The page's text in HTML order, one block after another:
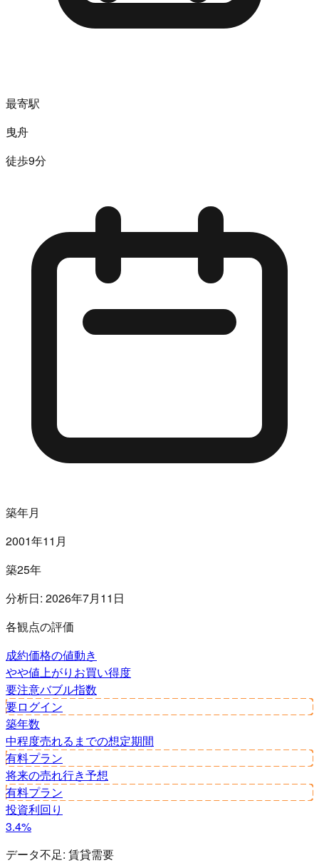
最寄駅
曳舟
徒歩9分
築年月
2001年11月
築25年
分析日: 2026年7月11日
各観点の評価
成約価格の値動き
やや値上がり お買い得度
要注意バブル指数
要ログイン
築年数
中程度売れるまでの想定期間
有料プラン
将来の売れ行き予想
有料プラン
投資利回り
3.4%
データ不足: 賃貸需要